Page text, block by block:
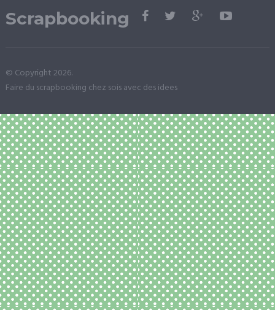
Scrapbooking
© Copyright 2026.
Faire du scrapbooking chez sois avec des idees